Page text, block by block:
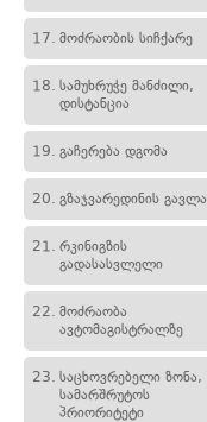
17. მოძრაობის სიჩქარე
18. სამუხრუჭე მანძილი,
დისტანცია
19. გაჩერება დგომა
20. გზაჯვარედინის გავლა
21. რკინიგზის
გადასასვლელი
22. მოძრაობა
ავტომაგისტრალზე
23. საცხოვრებელი ზონა,
სამარშრუტოს
პრიორიტეტი